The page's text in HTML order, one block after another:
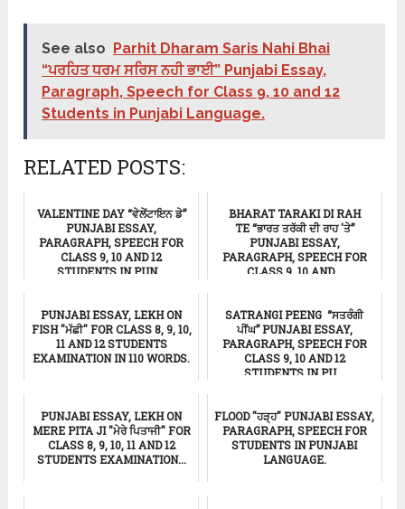
See also
Parhit Dharam Saris Nahi Bhai
“ਪਰਹਿਤ ਧਰਮ ਸਰਿਸ ਨਹੀ ਭਾਈ” Punjabi Essay,
Paragraph, Speech for Class 9, 10 and 12
Students in Punjabi Language.
RELATED POSTS:
VALENTINE DAY “ਵੇਲੇਂਟਾਇਨ ਡੇ”
PUNJABI ESSAY,
PARAGRAPH, SPEECH FOR
CLASS 9, 10 AND 12
STUDENTS IN PUN...
BHARAT TARAKI DI RAH
TE “ਭਾਰਤ ਤਰੱਕੀ ਦੀ ਰਾਹ 'ਤੇ”
PUNJABI ESSAY,
PARAGRAPH, SPEECH FOR
CLASS 9, 10 AND...
PUNJABI ESSAY, LEKH ON
FISH "ਮੱਛੀ" FOR CLASS 8, 9, 10,
11 AND 12 STUDENTS
EXAMINATION IN 110 WORDS.
SATRANGI PEENG “ਸਤਰੰਗੀ
ਪੀਂਘ” PUNJABI ESSAY,
PARAGRAPH, SPEECH FOR
CLASS 9, 10 AND 12
STUDENTS IN PU...
PUNJABI ESSAY, LEKH ON
MERE PITA JI "ਮੇਰੇ ਪਿਤਾਜੀ" FOR
CLASS 8, 9, 10, 11 AND 12
STUDENTS EXAMINATION...
FLOOD "ਹੜ੍ਹ" PUNJABI ESSAY,
PARAGRAPH, SPEECH FOR
STUDENTS IN PUNJABI
LANGUAGE.